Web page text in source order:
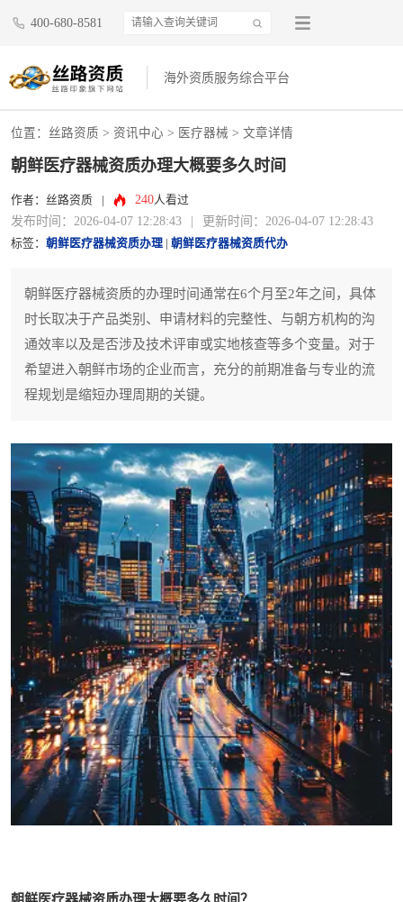
400-680-8581
海外资质服务综合平台
位置： 丝路资质 > 资讯中心 > 医疗器械 > 文章详情
朝鲜医疗器械资质办理大概要多久时间
作者：丝路资质 240人看过
发布时间：2026-04-07 12:28:43 更新时间：2026-04-07 12:28:43
标签： 朝鲜医疗器械资质办理 朝鲜医疗器械资质代办
朝鲜医疗器械资质的办理时间通常在6个月至2年之间，具体
时长取决于产品类别、申请材料的完整性、与朝方机构的沟
通效率以及是否涉及技术评审或实地核查等多个变量。对于
希望进入朝鲜市场的企业而言，充分的前期准备与专业的流
程规划是缩短办理周期的关键。